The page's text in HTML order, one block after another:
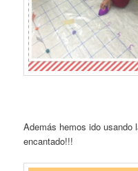
Además hemos ido usando
encantado!!!